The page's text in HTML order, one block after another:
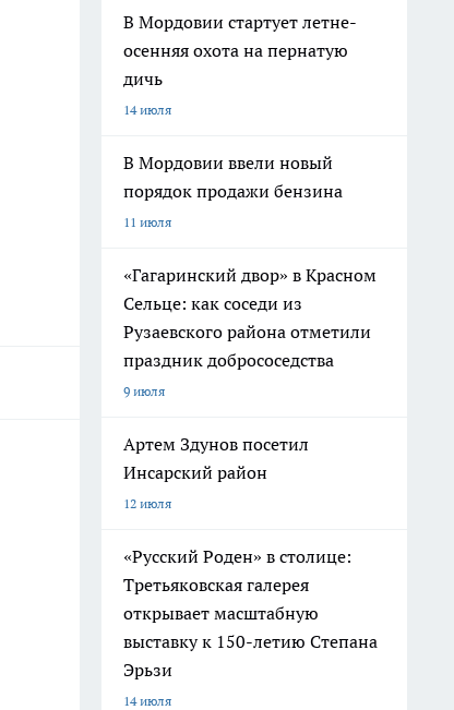
В Мордовии стартует летне-
осенняя охота на пернатую
дичь
14 июля
В Мордовии ввели новый
порядок продажи бензина
11 июля
«Гагаринский двор» в Красном
Сельце: как соседи из
Рузаевского района отметили
праздник добрососедства
9 июля
Артем Здунов посетил
Инсарский район
12 июля
«Русский Роден» в столице:
Третьяковская галерея
открывает масштабную
выставку к 150-летию Степана
Эрьзи
14 июля